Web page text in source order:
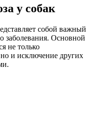
у собак
собой важный
заболевания. Основной
не только
и исключение других